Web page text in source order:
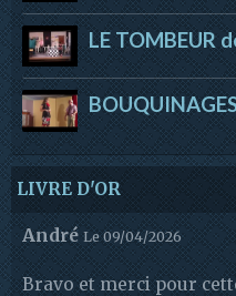
LE TOMBEUR
LIVRE D'OR
André Le 09/04/2026
Bravo et merci pour